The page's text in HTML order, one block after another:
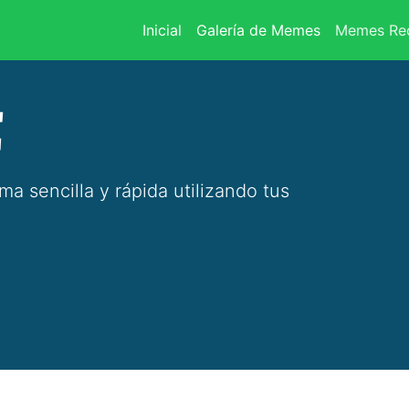
Inicial (current)
Galería de Memes Memes
sencilla y rápida utilizando tus